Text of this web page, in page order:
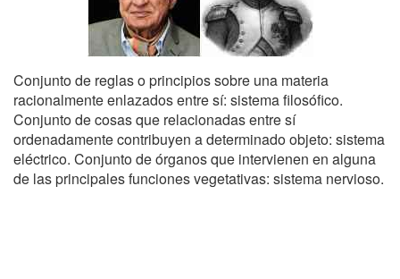
Conjunto de reglas o principios sobre una materia
racionalmente enlazados entre sí: sistema filosófico.
Conjunto de cosas que relacionadas entre sí
ordenadamente contribuyen a determinado objeto: sistema
eléctrico. Conjunto de órganos que intervienen en alguna
de las principales funciones vegetativas: sistema nervioso.